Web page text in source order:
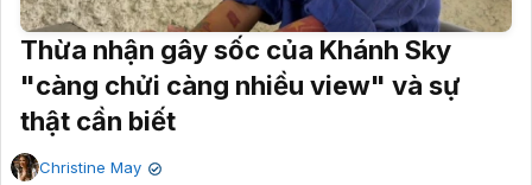
Thừa nhận gây sốc của Khánh Sky
"càng chửi càng nhiều view" và sự
thật cần biết
Christine May ✔